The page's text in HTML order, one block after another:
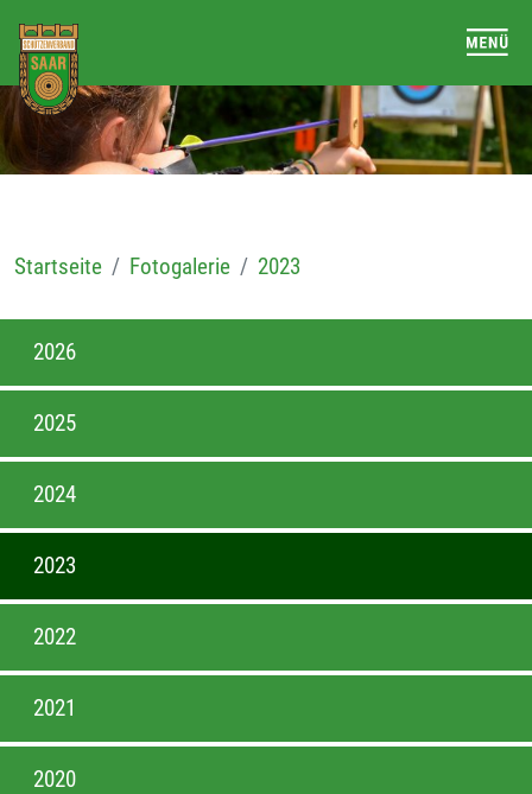
Startseite Fotogalerie 2023
2026
2025
2024
2023
2022
2021
2020